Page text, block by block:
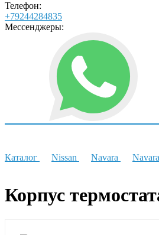
Телефон:
+79244284835
Мессенджеры:
Каталог Nissan Navara
Корпус